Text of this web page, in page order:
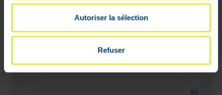
Autoriser la sélection
Refuser